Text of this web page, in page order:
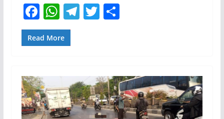
F
ac
e
o
o
k
W
h
at
A
p
p
T
a
m
T S
Read More